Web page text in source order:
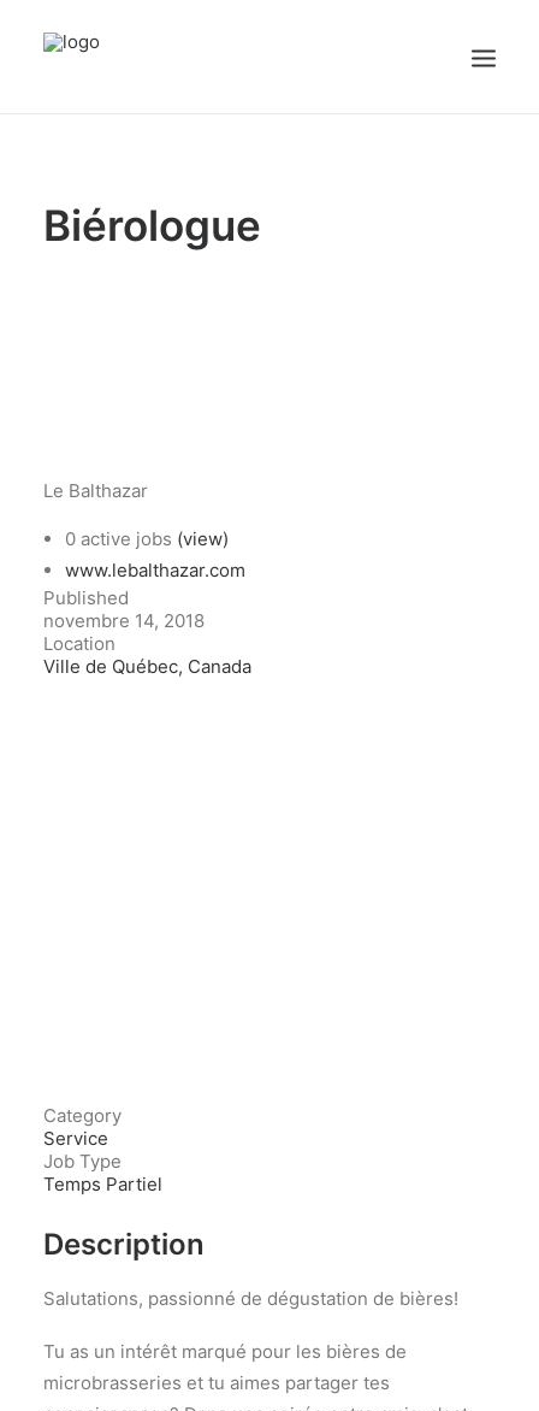
Emplois
sex videos
girl maid.free porn
Biérologue
Le Balthazar
0 active jobs (view)
www.lebalthazar.com
Published
novembre 14, 2018
Location
Ville de Québec, Canada
Category
Service
Job Type
Temps Partiel
Description
Salutations, passionné de dégustation de bières!
Tu as un intérêt marqué pour les bières de
microbrasseries et tu aimes partager tes